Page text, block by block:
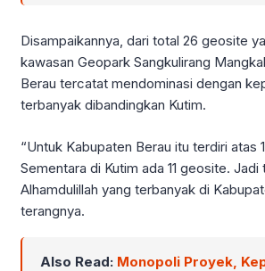
Disampaikannya, dari total 26 geosite
kawasan Geopark Sangkulirang
Berau tercatat mendominasi dengan
terbanyak dibandingkan Kutim.
“Untuk Kabupaten Berau itu terdiri atas
Sementara di Kutim ada 11 geosite. Jadi
Alhamdulillah yang terbanyak di
terangnya.
Also Read: Monopoli Proyek,